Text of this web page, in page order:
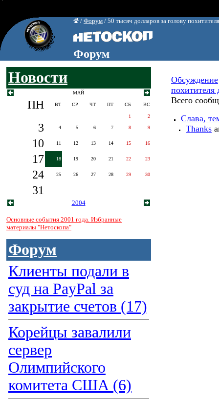
/ Форум / 50 тысяч долларов за голову
Форум
Новости
МАЙ
ПН ВТ СР ЧТ ПТ СБ ВС
1 2
3 4 5 6 7 8 9
10 11 12 13 14 15 16
17 18 19 20 21 22 23
24 25 26 27 28 29 30
31
2004
Основные события 2001 года. Избранные
материалы "Нетоскопа"
Форум
Клиенты подали в
суд на PayPal за
закрытие счетов (17)
Корейцы завалили
сервер
Олимпийского
комитета США (6)
Обсуждение
похитителя
Всего
Слава,
Thanks